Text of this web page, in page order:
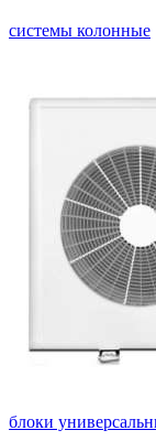
системы колонные
блоки